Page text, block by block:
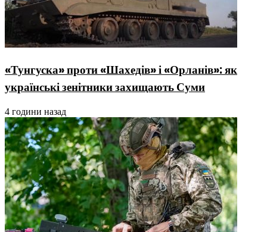
«Тунгуска» проти «Шахедів» і «Орланів»: як
українські зенітники захищають Суми
4 години назад